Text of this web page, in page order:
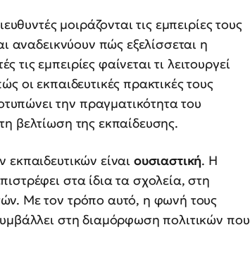
μοιράζονται τις εμπειρίες τους
αναδεικνύουν πώς εξελίσσεται η
εμπειρίες φαίνεται τι λειτουργεί
οι εκπαιδευτικές πρακτικές τους
την πραγματικότητα του
βελτίωση της εκπαίδευσης.
είναι ουσιαστική. Η
στα ίδια τα σχολεία, στη
Με τον τρόπο αυτό, η φωνή τους
στη διαμόρφωση πολιτικών που